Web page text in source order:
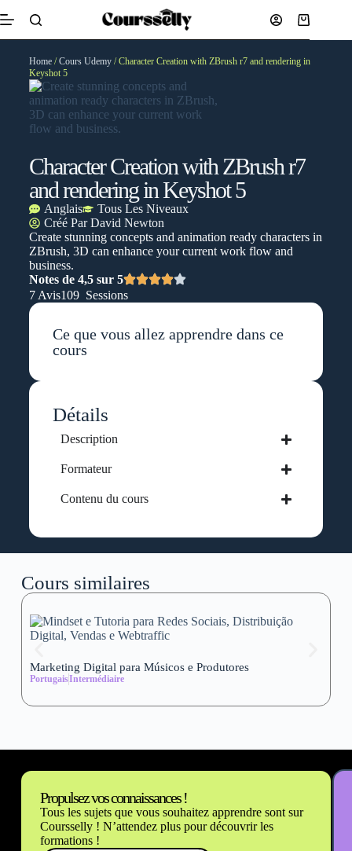
Home/Cours Udemy/ Character Creation with ZBrush r7 and rendering in
Keyshot 5
Character Creation with ZBrush r7
and rendering in Keyshot 5
Anglais
Tous Les Niveaux
Créé ParDavid Newton
Create stunning concepts and animation ready characters in
ZBrush, 3D can enhance your current work flow and
business.
Notes de 4,5 sur 5
7 Avis109 Sessions
Ce que vous allez apprendre dans ce
cours
Détails
Description
Formateur
Contenu du cours
Cours similaires
Marketing Digital para Músicos e Produtores
PortugaisIntermédiaire
Propulsez vos connaissances !
Tous les sujets que vous souhaitez apprendre sont sur
Coursselly ! N’attendez plus pour découvrir les
formations !